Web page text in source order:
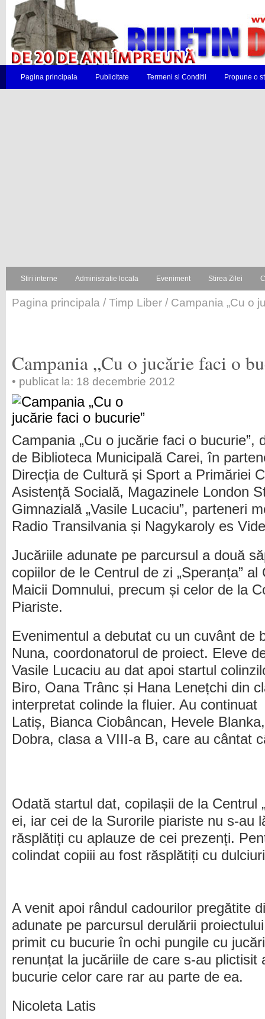
Pagina principala Publicitate Termeni si Conditii Propune o
Stiri interne Administratie locala Eveniment Stirea Zilei
Pagina principala / Timp Liber / Campania „Cu o
Campania „Cu o jucărie faci o
• publicat la: 18 decembrie 2012
Campania „Cu o jucărie faci o bucurie”,
de Biblioteca Municipală Carei, în
Direcția de Cultură și Sport a Primăriei
Asistență Socială, Magazinele London
Gimnazială „Vasile Lucaciu”, parteneri
Radio Transilvania și Nagykaroly es
Jucăriile adunate pe parcursul a două
copiilor de le Centrul de zi „Speranța”
Maicii Domnului, precum și celor de la
Piariste.
Evenimentul a debutat cu un cuvânt de
Nuna, coordonatorul de proiect. Eleve
Vasile Lucaciu au dat apoi startul
Biro, Oana Trânc și Hana Lenețchi din
interpretat colinde la fluier. Au
Latiș, Bianca Ciobâncan, Hevele
Dobra, clasa a VIII-a B, care au cântat
Odată startul dat, copilașii de la Centrul
ei, iar cei de la Surorile piariste nu s-au
răsplătiți cu aplauze de cei prezenți.
colindat copiii au fost răsplătiți cu
A venit apoi rândul cadourilor pregătite
adunate pe parcursul derulării
primit cu bucurie în ochi pungile cu
renunțat la jucăriile de care s-au plictisit
bucurie celor care rar au parte de ea.
Nicoleta Latis